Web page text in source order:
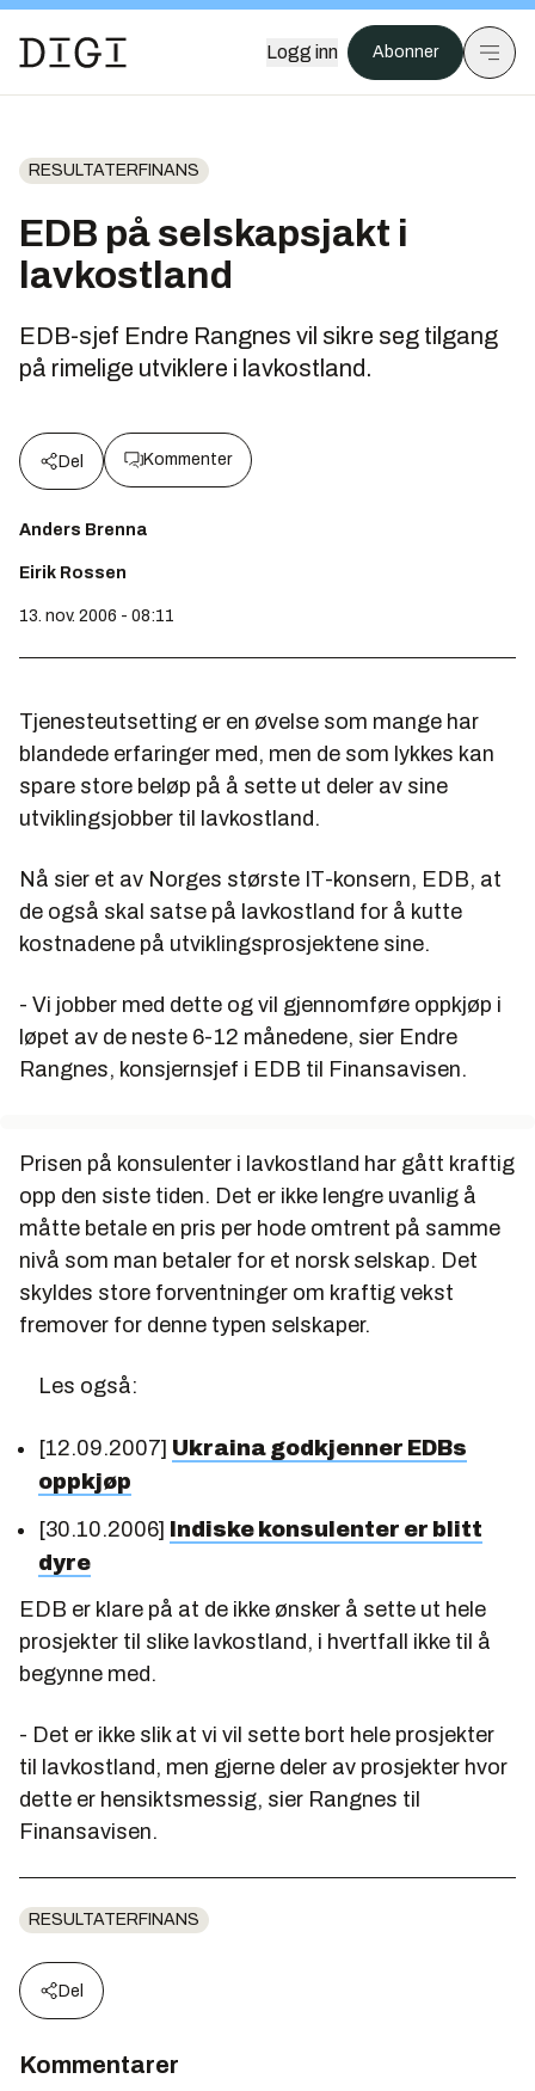
Logg inn Abonner
RESULTATERFINANS
EDB på selskapsjakt i
lavkostland
EDB-sjef Endre Rangnes vil sikre seg tilgang
på rimelige utviklere i lavkostland.
Del Kommenter
Anders Brenna
Eirik Rossen
13. nov. 2006 - 08:11
Tjenesteutsetting er en øvelse som mange har
blandede erfaringer med, men de som lykkes kan
spare store beløp på å sette ut deler av sine
utviklingsjobber til lavkostland.
Nå sier et av Norges største IT-konsern, EDB, at
de også skal satse på lavkostland for å kutte
kostnadene på utviklingsprosjektene sine.
- Vi jobber med dette og vil gjennomføre oppkjøp i
løpet av de neste 6-12 månedene, sier Endre
Rangnes, konsjernsjef i EDB til Finansavisen.
Prisen på konsulenter i lavkostland har gått kraftig
opp den siste tiden. Det er ikke lengre uvanlig å
måtte betale en pris per hode omtrent på samme
nivå som man betaler for et norsk selskap. Det
skyldes store forventninger om kraftig vekst
fremover for denne typen selskaper.
Les også:
[12.09.2007] Ukraina godkjenner EDBs
oppkjøp
[30.10.2006]
Indiske konsulenter er blitt
dyre
EDB er klare på at de ikke ønsker å sette ut hele
prosjekter til slike lavkostland, i hvertfall ikke til å
begynne med.
- Det er ikke slik at vi vil sette bort hele prosjekter
til lavkostland, men gjerne deler av prosjekter hvor
dette er hensiktsmessig, sier Rangnes til
Finansavisen.
RESULTATERFINANS
Del
Kommentarer